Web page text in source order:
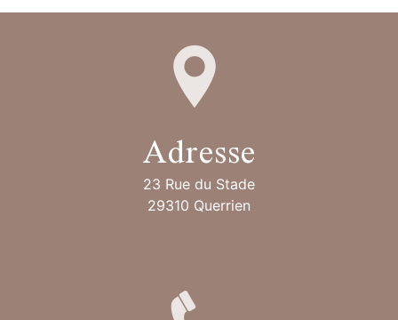
Adresse
23 Rue du Stade
29310 Querrien